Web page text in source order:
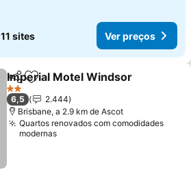
11 sites Ver preços
PartilharAdicionar aos favoritos
Imperial Motel Windsor
2 Estrelas
6,5
2.444
Brisbane, a 2.9 km de Ascot
Quartos renovados com comodidades
modernas